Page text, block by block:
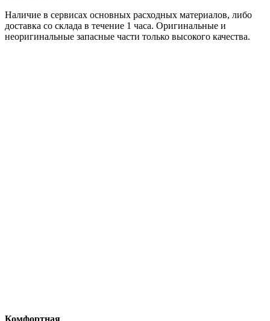
Наличие в сервисах основных расходных материалов, либо
доставка со склада в течение 1 часа. Оригинальные и
неоригинальные запасные части только высокого качества.
Комфортная